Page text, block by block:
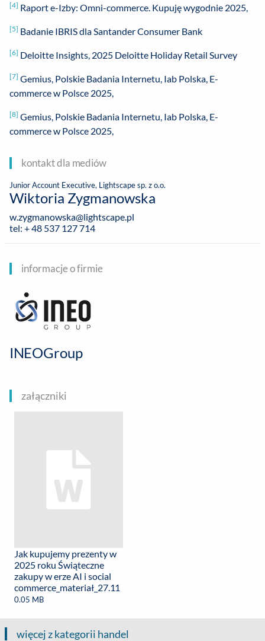
[4] Raport e-Izby: Omni-commerce. Kupuję wygodnie 2025,
[5] Badanie IBRIS dla Santander Consumer Bank
[6] Deloitte Insights, 2025 Deloitte Holiday Retail Survey
[7] Gemius, Polskie Badania Internetu, Iab Polska, E-
commerce w Polsce 2025,
[8] Gemius, Polskie Badania Internetu, Iab Polska, E-
commerce w Polsce 2025,
kontakt dla mediów
Junior Account Executive, Lightscape sp. z o.o.
Wiktoria Zygmanowska
w.zygmanowska@lightscape.pl
tel: + 48 537 127 714
informacje o firmie
INEOGroup
załączniki
Jak kupujemy prezenty w
2025 roku Świąteczne
zakupy w erze AI i social
commerce_materiał_27.11
0.05 MB
więcej z kategorii handel